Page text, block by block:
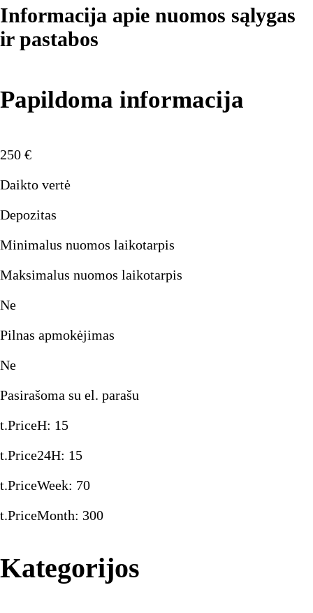
Informacija apie nuomos sąlygas
ir pastabos
Papildoma informacija
250 €
Daikto vertė
Depozitas
Minimalus nuomos laikotarpis
Maksimalus nuomos laikotarpis
Ne
Pilnas apmokėjimas
Ne
Pasirašoma su el. parašu
t.PriceH: 15
t.Price24H: 15
t.PriceWeek: 70
t.PriceMonth: 300
Kategorijos